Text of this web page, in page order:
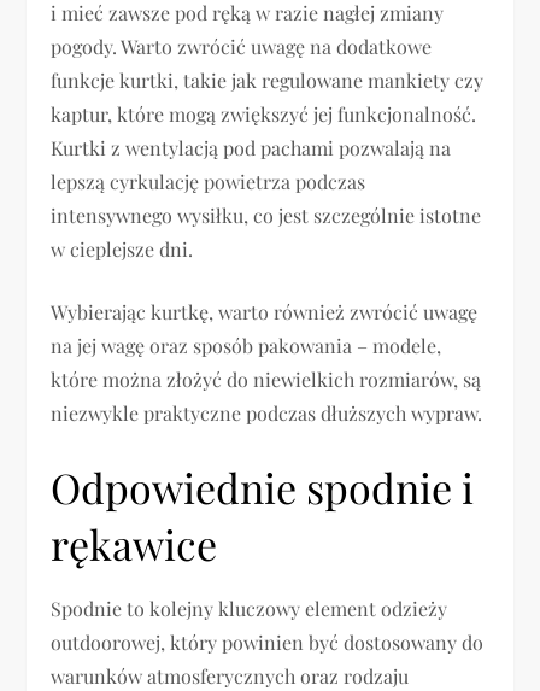
i mieć zawsze pod ręką w razie nagłej zmiany
pogody. Warto zwrócić uwagę na dodatkowe
funkcje kurtki, takie jak regulowane mankiety czy
kaptur, które mogą zwiększyć jej funkcjonalność.
Kurtki z wentylacją pod pachami pozwalają na
lepszą cyrkulację powietrza podczas
intensywnego wysiłku, co jest szczególnie istotne
w cieplejsze dni.
Wybierając kurtkę, warto również zwrócić uwagę
na jej wagę oraz sposób pakowania – modele,
które można złożyć do niewielkich rozmiarów, są
niezwykle praktyczne podczas dłuższych wypraw.
Odpowiednie spodnie i
rękawice
Spodnie to kolejny kluczowy element odzieży
outdoorowej, który powinien być dostosowany do
warunków atmosferycznych oraz rodzaju